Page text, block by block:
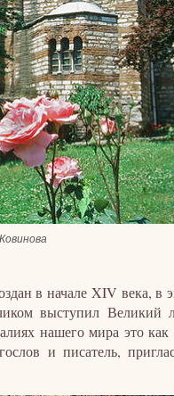
в начале XIV века, в
выступил Великий
нашего мира это
и писатель,